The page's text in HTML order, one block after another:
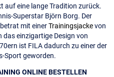
auf eine lange Tradition zurück.
Superstar Björn Borg. Der
mit einerTrainingsjackevon
das einzigartige Design von
ist FILA dadurch zu einer der
Sport geworden.
ONLINE BESTELLEN